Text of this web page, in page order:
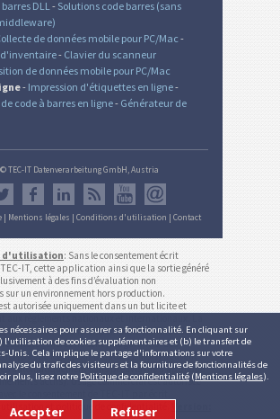
nécessaires pour assurer sa fonctionnalité. En cliquant sur
l'utilisation de cookies supplémentaires et (b) le transfert de
Unis. Cela implique le partage d'informations sur votre
du trafic des visiteurs et la fourniture de fonctionnalités de
plus, lisez notre Politique de confidentialité (Mentions légales).
Accepter Refuser
barres DLL- Solutions code barres (sans
de données mobile pour PC/Mac -
- Clavier du scanneur
de données mobile pour PC/Mac
- Impression d'étiquettes en ligne-
code à barres en ligne- Générateur de
© TEC-IT Datenverarbeitung GmbH, Austria
| Mentions légales | Conditions d'utilisation | Contact
d'utilisation: Sans le consentement écrit
IT, cette application ainsi que la sortie généré
à des fins d’évaluation non
sur un environnement hors production.
autorisée uniquement dans un but licite et
exactitude et/ou la disponibilité continue de ce
résultats générés ne sont pas garantis. Les
(pas de login pour plus de 12 mois) peuvent
automatiquement sans préavis (ne s'applique
actifs). Usage commercial est autorisée
et politique de confidentialité